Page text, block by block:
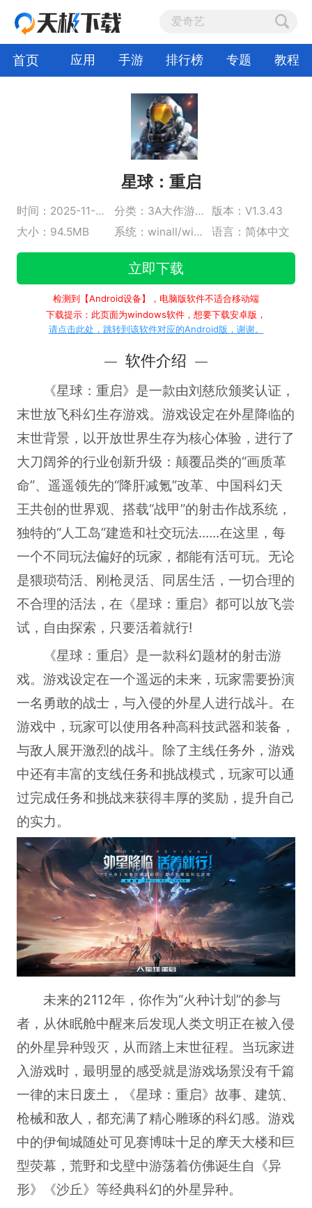
首页 应用 手游 排行榜 专题 教程
星球：重启
时间：2025-11-05 分类：3A大作游戏
版本：V1.3.43
大小：94.5MB
系统：winall/win7/win10/win11 语言：简体中文
立即下载
检测到【Android设备】，电脑版软件不适合移动端
下载提示：此页面为windows软件，想要下载安卓版，
请点击此处，跳转到该软件对应的Android版，谢谢。
软件介绍
《星球：重启》是一款由刘慈欣颁奖认证，
末世放飞科幻生存游戏。游戏设定在外星降临的
末世背景，以开放世界生存为核心体验，进行了
大刀阔斧的行业创新升级：颠覆品类的“画质革
命”、遥遥领先的“降肝减氪”改革、中国科幻天
王共创的世界观、搭载“战甲”的射击作战系统，
独特的“人工岛”建造和社交玩法......在这里，每
一个不同玩法偏好的玩家，都能有活可玩。无论
是猥琐苟活、刚枪灵活、同居生活，一切合理的
不合理的活法，在《星球：重启》都可以放飞尝
试，自由探索，只要活着就行!
《星球：重启》是一款科幻题材的射击游
戏。游戏设定在一个遥远的未来，玩家需要扮演
一名勇敢的战士，与入侵的外星人进行战斗。在
游戏中，玩家可以使用各种高科技武器和装备，
与敌人展开激烈的战斗。除了主线任务外，游戏
中还有丰富的支线任务和挑战模式，玩家可以通
过完成任务和挑战来获得丰厚的奖励，提升自己
的实力。
未来的2112年，你作为“火种计划”的参与
者，从休眠舱中醒来后发现人类文明正在被入侵
的外星异种毁灭，从而踏上末世征程。当玩家进
入游戏时，最明显的感受就是游戏场景没有千篇
一律的末日废土，《星球：重启》故事、建筑、
枪械和敌人，都充满了精心雕琢的科幻感。游戏
中的伊甸城随处可见赛博味十足的摩天大楼和巨
型荧幕，荒野和戈壁中游荡着仿佛诞生自《异
形》《沙丘》等经典科幻的外星异种。